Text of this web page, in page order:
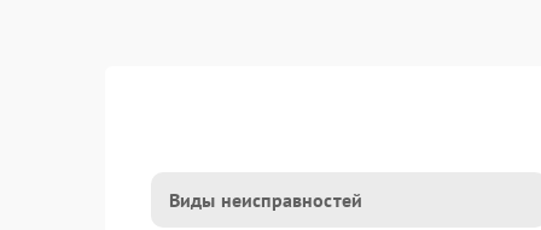
Виды неисправностей